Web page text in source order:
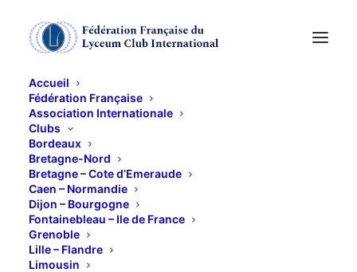
Accueil
Fédération Française
Association Internationale
Clubs
Bordeaux
Bretagne-Nord
Bretagne – Cote d’Emeraude
Caen – Normandie
Dijon – Bourgogne
Fontainebleau – Ile de France
Grenoble
Lille – Flandre
Limousin
"L'Opéra Garnier, des
sous-sols à la
Rotonde"